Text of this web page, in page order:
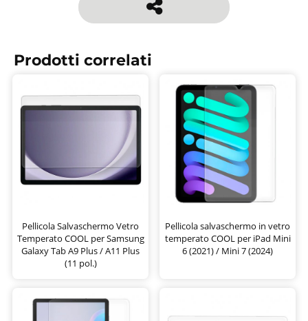
Prodotti correlati
Pellicola Salvaschermo Vetro
Temperato COOL per Samsung
Galaxy Tab A9 Plus / A11 Plus
(11 pol.)
Pellicola salvaschermo in vetro
temperato COOL per iPad Mini
6 (2021) / Mini 7 (2024)